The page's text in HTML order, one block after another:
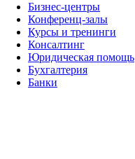
Бизнес-центры
Конференц-залы
Курсы и тренинги
Консалтинг
Юридическая помощь
Бухгалтерия
Банки